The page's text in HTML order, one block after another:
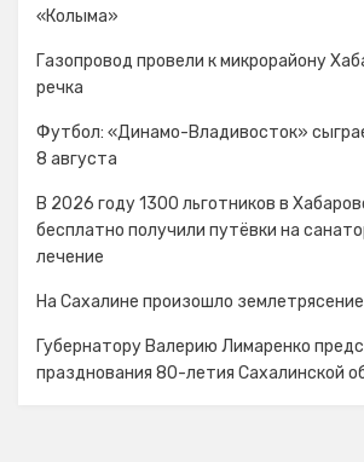
«Колыма»
Газопровод провели к микрорайону
речка
Футбол: «Динамо-Владивосток»
8 августа
В 2026 году 1300 льготников в
бесплатно получили путёвки на
лечение
На Сахалине произошло
Губернатору Валерию Лимаренко
празднования 80-летия Сахалинской